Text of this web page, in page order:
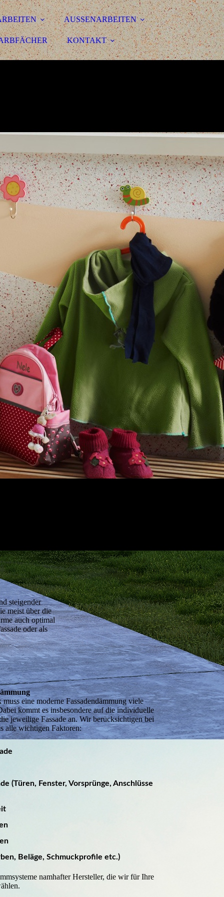
AUSSENARBEITEN
KONTAKT
steigender
meist über die
auch optimal
oder als
eine moderne Fassadendämmung viele
kommt es insbesondere auf die individuelle
jeweilige Fassade an. Wir berücksichtigen bei
alle wichtigen Faktoren:
(Türen, Fenster, Vorsprünge, Anschlüsse
Beläge, Schmuckprofile etc.)
namhafter Hersteller, die wir für Ihre